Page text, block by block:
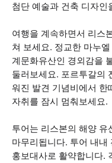
첨단 예술과 건축 디자인
여행을 계속하면서 리스
쳐 보세요. 정교한 마누
계문화유산인 경외감을
둘러보세요. 포르투갈의
워진 발견 기념비에서 한
자취를 잠시 멈춰보세요.
투어는 리스본의 해양 유
마무리됩니다. 투어 내
홍보대사로 활약합니다.